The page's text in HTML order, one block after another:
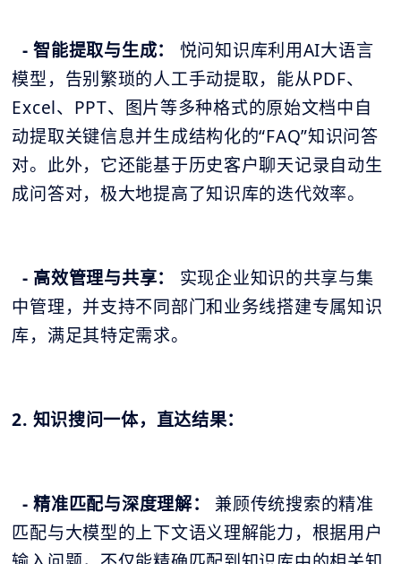
- 智能提取与生成：
悦问知识库利用AI大语言
模型，告别繁琐的人工手动提取，能从PDF、
Excel、PPT、图片等多种格式的原始文档中自
动提取关键信息并生成结构化的“FAQ”知识问答
对。此外，它还能基于历史客户聊天记录自动生
成问答对，极大地提高了知识库的迭代效率。
- 高效管理与共享：
实现企业知识的共享与集
中管理，并支持不同部门和业务线搭建专属知识
库，满足其特定需求。
2. 知识搜问一体，直达结果：
- 精准匹配与深度理解：
兼顾传统搜索的精准
匹配与大模型的上下文语义理解能力，根据用户